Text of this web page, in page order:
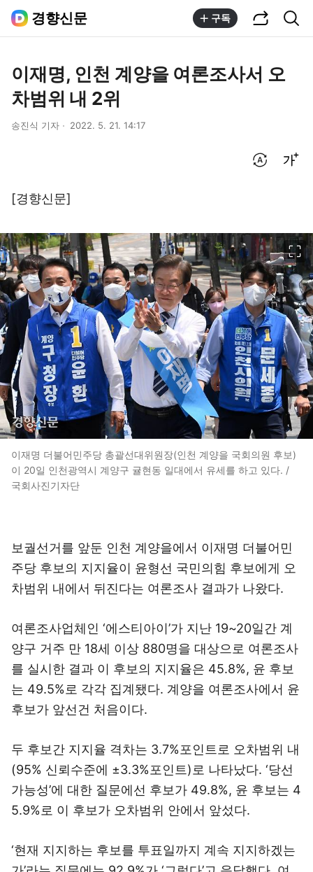
경향신문 구독
이재명, 인천 계양을 여론조사서 오
차범위 내 2위
송진식 기자 2022. 5. 21. 14:17
[경향신문]
이재명 더불어민주당 총괄선대위원장(인천 계양을 국회의원 후보)
이 20일 인천광역시 계양구 귤현동 일대에서 유세를 하고 있다. /
국회사진기자단
보궐선거를 앞둔 인천 계양을에서 이재명 더불어민
주당 후보의 지지율이 윤형선 국민의힘 후보에게 오
차범위 내에서 뒤진다는 여론조사 결과가 나왔다.
여론조사업체인 ‘에스티아이’가 지난 19~20일간 계
양구 거주 만 18세 이상 880명을 대상으로 여론조사
를 실시한 결과 이 후보의 지지율은 45.8%, 윤 후보
는 49.5%로 각각 집계됐다. 계양을 여론조사에서 윤
후보가 앞선건 처음이다.
두 후보간 지지율 격차는 3.7%포인트로 오차범위 내
(95% 신뢰수준에 ±3.3%포인트)로 나타났다. ‘당선
가능성’에 대한 질문에선 후보가 49.8%, 윤 후보는 4
5.9%로 이 후보가 오차범위 안에서 앞섰다.
‘현재 지지하는 후보를 투표일까지 계속 지지하겠는